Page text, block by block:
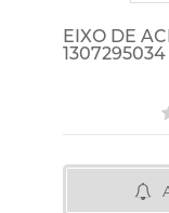
EIXO DE
1307295034